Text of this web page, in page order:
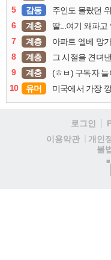
5
감동 주인도 몰랐던
6
계층 딸...여기 왜파고
7
계층 아파트 엘베 망
8
계층 그 시절을 견뎌
9
계층 (ㅎㅂ) 구독자
10
유머 미국에서 가장
로그인
이용약관
개인
불